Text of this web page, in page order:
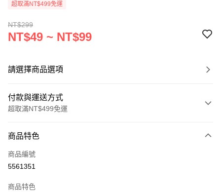
超取滿NT$499免運
NT$299
NT$49 ~ NT$99
請選擇商品選項
付款與運送方式
超取滿NT$499免運
信用卡一次付款
超商取貨付款
商品特色
商品編號
5561351
商品特色